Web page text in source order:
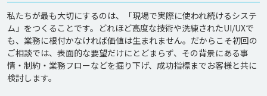
私たちが最も大切にするのは、「現場で実際に使われ続けるシステ
ム」をつくることです。どれほど高度な技術や洗練されたUI/UXで
も、業務に根付かなければ価値は生まれません。だからこそ初回の
ご相談では、表面的な要望だけにとどまらず、その背景にある事
情・制約・業務フローなどを掘り下げ、成功指標までお客様と共に
検討します。